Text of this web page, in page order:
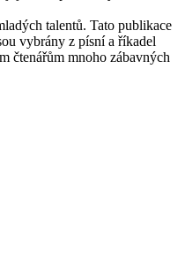
talentů. Tato publikace
vybrány z písní a říkadel
čtenářům mnoho zábavných